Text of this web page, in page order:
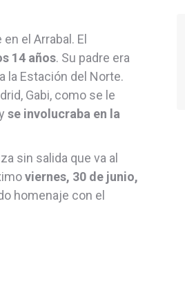
el Arrabal. El
14 años. Su padre era
la Estación del Norte.
Gabi, como se le
se involucraba en la
sin salida que va al
viernes, 30 de junio,
homenaje con el